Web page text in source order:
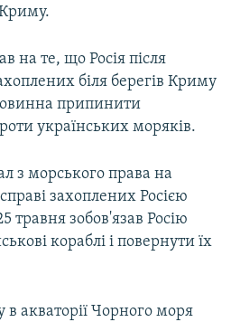
Криму.
на те, що Росія після
біля берегів Криму
припинити
українських моряків.
з морського права на
захоплених Росією
травня зобов'язав Росію
кораблі і повернути їх
в акваторії Чорного моря